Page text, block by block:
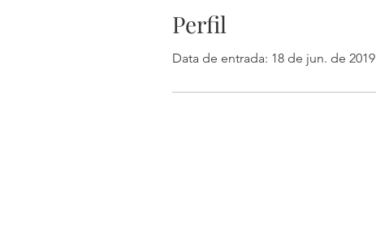
Perfil
Data de entrada: 18 de jun. de 2019